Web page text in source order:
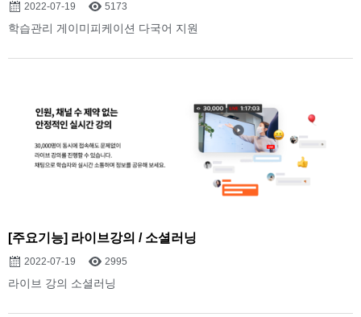
2022-07-19 5173
학습관리 게이미피케이션 다국어 지원
[주요기능] 라이브강의 / 소셜러닝
2022-07-19 2995
라이브 강의 소셜러닝